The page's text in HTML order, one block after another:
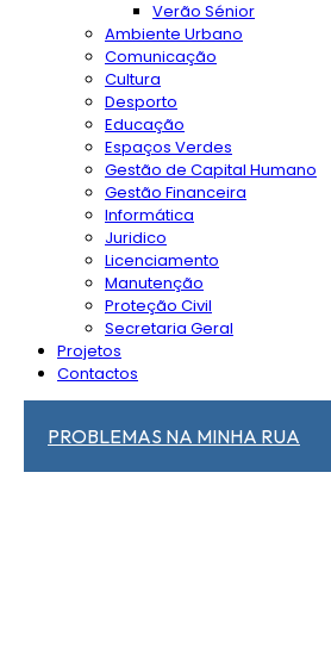
Verão Sénior
Ambiente Urbano
Comunicação
Cultura
Desporto
Educação
Espaços Verdes
Gestão de Capital Humano
Gestão Financeira
Informática
Juridico
Licenciamento
Manutenção
Proteção Civil
Secretaria Geral
Projetos
Contactos
PROBLEMAS NA MINHA RUA